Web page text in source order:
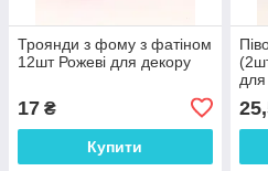
Троянди з фому з фатіном
12шт Рожеві для декору
17 ₴
Купити